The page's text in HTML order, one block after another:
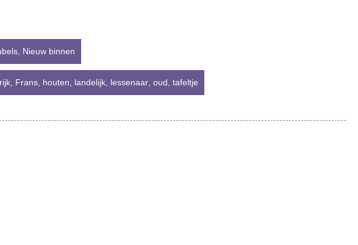
, Nieuw binnen
, Frans, houten, landelijk, lessenaar,oud,tafeltje